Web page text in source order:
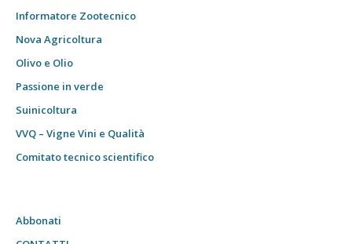
Informatore Zootecnico
Nova Agricoltura
Olivo e Olio
Passione in verde
Suinicoltura
VVQ – Vigne Vini e Qualità
Comitato tecnico scientifico
Abbonati